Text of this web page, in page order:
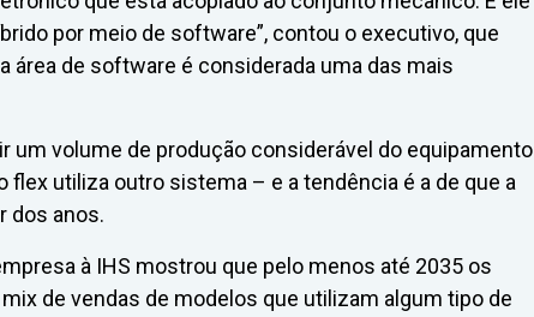
por meio de software”, contou o executivo, que
área de software é considerada uma das mais
um volume de produção considerável do equipamento
flex utiliza outro sistema – e a tendência é a de que a
dos anos.
à IHS mostrou que pelo menos até 2035 os
de vendas de modelos que utilizam algum tipo de